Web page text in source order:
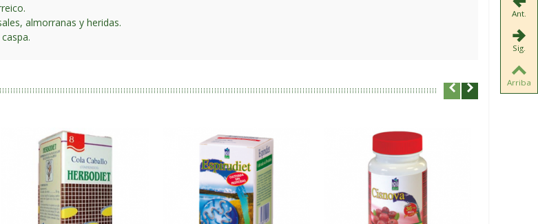
almorranas y heridas.
Ant.
Sig.
Arriba